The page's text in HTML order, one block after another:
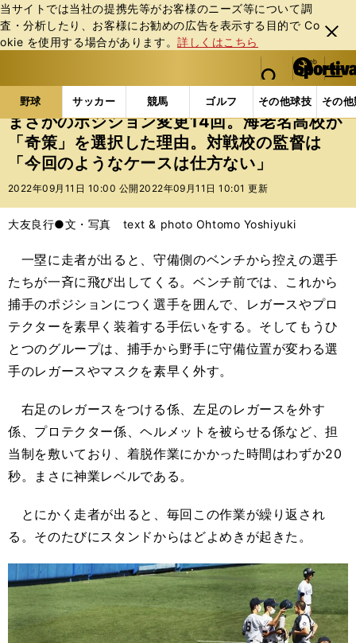
当サイトでは当社の提携先等がお客様のニーズ等について調
査・分析したり、お客様にお勧めの広告を表⽰する⽬的で Co
okie を使⽤する場合があります。詳しくはこちら
閉じ
る
web Sportiva (webスポルティーバ)
検索
マイペ
ー
ジ
メニュ
野球 サッカー 競馬 ゴルフ その他球技 その
b
ス
ポ
ル
テ
ー
バ
野球の記事一覧 高校野球他 まさかのポジション変
まさかのポジション変更14回。海老名高校が
「奇策」を選択した理由。対戦校の監督は
「今回のようなケースは仕方ない」
2022年09月11日 10:00 公開 2022年09月11日 10:01 更新
大友良行●文・写真 text & photo Ohtomo Yoshiyuki
一塁に走者が出ると、守備側のベンチから控えの選手
たちが一斉に飛び出してくる。ベンチ前では、これから
捕手のポジションにつく選手を囲んで、レガースやプロ
テクターを素早く装着する手伝いをする。そしてもうひ
とつのグループは、捕手から野手に守備位置が変わる選
手のレガースやマスクを素早く外す。
右足のレガースをつける係、左足のレガースを外す
係、プロテクター係、ヘルメットを被らせる係など、担
当制を敷いており、着脱作業にかかった時間はわずか20
秒。まさに神業レベルである。
とにかく走者が出ると、毎回この作業が繰り返され
る。そのたびにスタンドからはどよめきが起きた。